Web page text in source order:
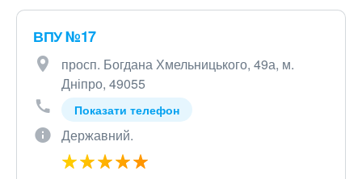
ВПУ №17
просп. Богдана Хмельницького, 49а, м.
Дніпро, 49055
Показати телефон
Державний.